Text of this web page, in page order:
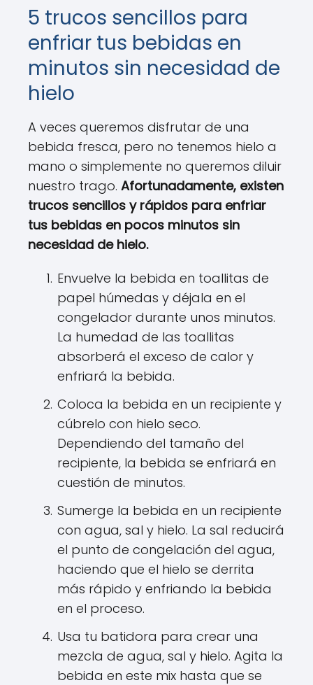
5 trucos sencillos para
enfriar tus bebidas en
minutos sin necesidad de
hielo
A veces queremos disfrutar de una
bebida fresca, pero no tenemos hielo a
mano o simplemente no queremos diluir
nuestro trago. Afortunadamente, existen
trucos sencillos y rápidos para enfriar
tus bebidas en pocos minutos sin
necesidad de hielo.
Envuelve la bebida en toallitas de
papel húmedas y déjala en el
congelador durante unos minutos.
La humedad de las toallitas
absorberá el exceso de calor y
enfriará la bebida.
Coloca la bebida en un recipiente y
cúbrelo con hielo seco.
Dependiendo del tamaño del
recipiente, la bebida se enfriará en
cuestión de minutos.
Sumerge la bebida en un recipiente
con agua, sal y hielo. La sal reducirá
el punto de congelación del agua,
haciendo que el hielo se derrita
más rápido y enfriando la bebida
en el proceso.
Usa tu batidora para crear una
mezcla de agua, sal y hielo. Agita la
bebida en este mix hasta que se